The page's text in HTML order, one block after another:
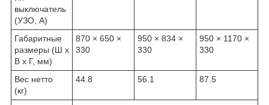
выключатель
(УЗО, А)
Габаритные
размеры (Ш x
В x Г, мм)
870 × 650 ×
330
950 × 834 ×
330
950 × 1170 ×
330
Вес нетто
(кг)
44.8 56.1 87.5